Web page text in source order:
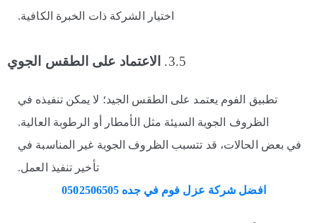
اختيار الشركة ذات الخبرة الكافية.
3.5. الاعتماد على الطقس الجوي
تطبيق الفوم يعتمد على الطقس الجيد؛ لا يمكن تنفيذه في
الظروف الجوية السيئة مثل الأمطار أو الرطوبة العالية.
في بعض الحالات، قد تتسبب الظروف الجوية غير المناسبة في
تأخير تنفيذ العمل.
افضل شركة عزل فوم في جده 0502506505